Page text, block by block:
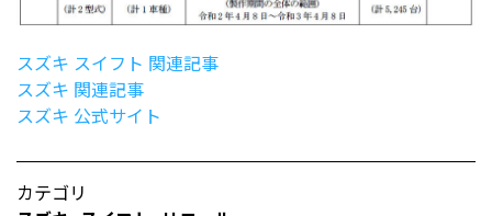
スズキ スイフト 関連記事
スズキ 関連記事
スズキ 公式サイト
カテゴリ